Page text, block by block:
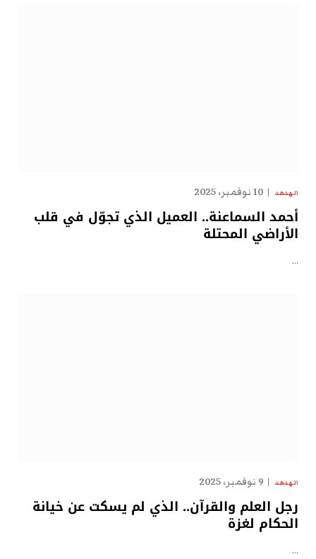
الهدهد 10 نوفمبر، 2025
أحمد السماعنة.. العميل الذي تجوّل في قلب
الأراضي المحتلة
…
الهدهد 9 نوفمبر، 2025
رجل العلم والقرآن.. الذي لم يسكت عن خيانة
الحكام لغزة
…